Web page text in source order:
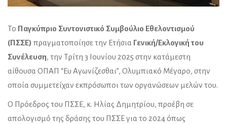
Το Παγκύπριο Συντονιστικό Συμβούλιο Εθελοντισμού
(ΠΣΣΕ) πραγματοποίησε την Ετήσια Γενική/Εκλογική του
Συνέλευση, την Τρίτη 3 Ιουνίου 2025 στην κατάμεστη
αίθουσα ΟΠΑΠ “Ευ Αγωνίζεσθαι”, Ολυμπιακό Μέγαρο, στην
οποία συμμετείχαν εκπρόσωποι των οργανώσεων μελών του.
Ο Πρόεδρος του ΠΣΣΕ, κ. Ηλίας Δημητρίου, προέβη σε
απολογισμό της δράσης του ΠΣΣΕ για το 2024 όπως